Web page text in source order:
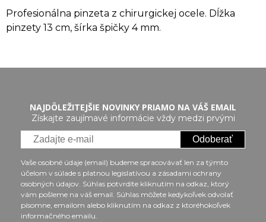
Profesionálna pinzeta z chirurgickej ocele. Dĺžka
pinzety 13 cm, šírka špičky 4 mm.
NAJDÔLEŽITEJŠIE NOVINKY PRIAMO NA VÁŠ EMAIL
Získajte zaujímavé informácie vždy medzi prvými
Odoberať
Vaše osobné údaje (email) budeme spracovávať len za týmto
účelom v súlade s platnou legislatívou a zásadami ochrany
osobných údajov. Súhlas potvrdíte kliknutím na odkaz, ktorý
vám pošleme na váš email. Súhlas môžete kedykoľvek odvolať
písomne, emailom alebo kliknutím na odkaz z ktoréhokoľvek
informačného emailu.